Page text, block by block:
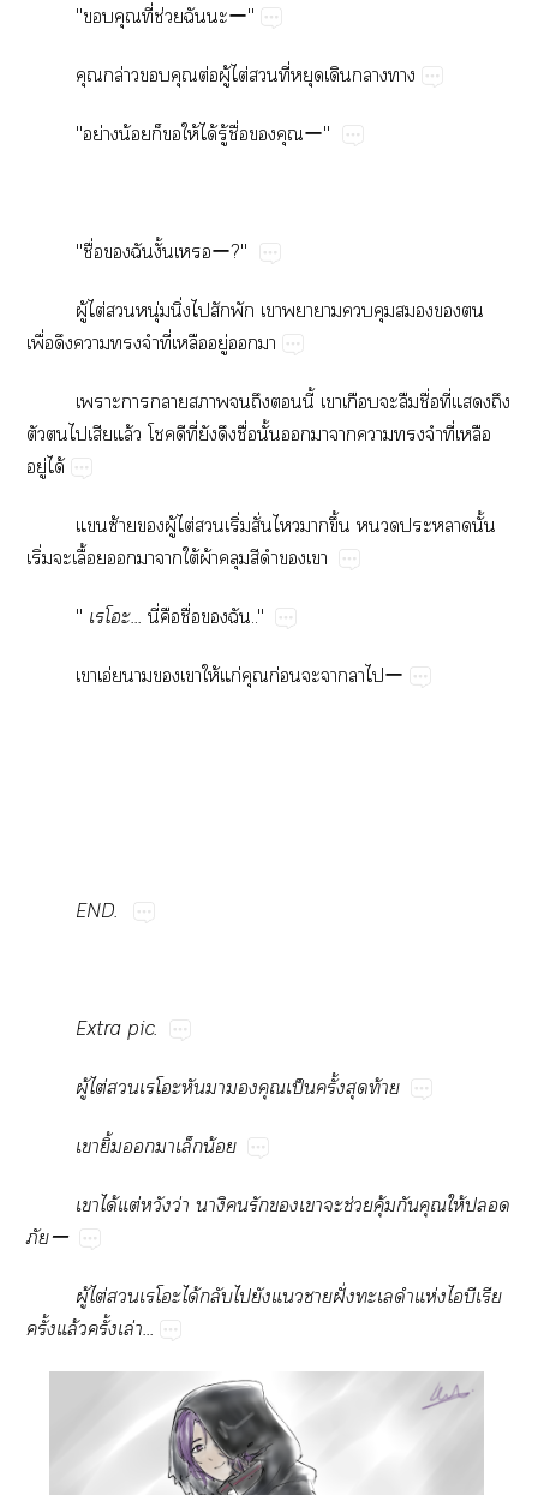
"​ี่​ช่​​ー"
​ล่​​ต่​ู้​ไต่​​ี่​​​​
"ย่​น้​​​ให้​ได้​ู้​ื่​​ー"
"ื่​​ั้ー?"
ู้​ไต่​​ุ่​ิ่​​​​​​​​​​​
ื่​​​​​ี่​​ู่​​
​​​​​​​ี้​​​​​ื่​ี่​​​
​​​​ล้​​​ี่​​​ื่​ั้​​​​​​​ี่​​
ู่​ได้
​ซ้​​ู้​ไต่​​ิ่​ั่​​​ึ้​​​ั้​
ิ่​​ื้​​​​ใต้​ผ้​​​​​
" ... ี่​​ื่​​.."
​อ่​​​​ให้​ก่​​ก่​​​​ー
END.
Extra​pic.
ู้​ไต่​​​​​ป็​ั้​​ท้
​ิ้​​​​น้
​ได้​ต่​​ว่​​​​​​ช่​ุ้​​​ให้​​
ー
ู้​ไต่​ได้​​​​​​ฝั่​​​ห่​​​​
ั้​ล้​ั้​ล่...